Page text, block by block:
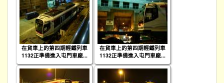
在貨車上的第四期輕鐵列車
1132正準備進入屯門車廠...
在貨車上的第四期輕鐵列車
1132正準備進入屯門車廠...